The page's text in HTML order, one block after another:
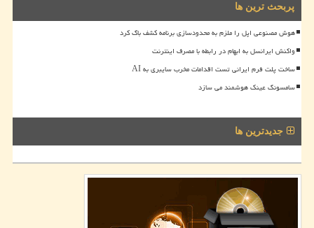
پربحث ترین ها
هوش مصنوعی اپل را ملزم به محدودسازی برنامه کشف باگ کرد
واکنش ایرانسل به ابهام در رابطه با مصرف اینترنت
ساخت پلت فرم ایرانی تست اقدامات مخرب سایبری به AI
سامسونگ عینک هوشمند می سازد
جدیدترین ها